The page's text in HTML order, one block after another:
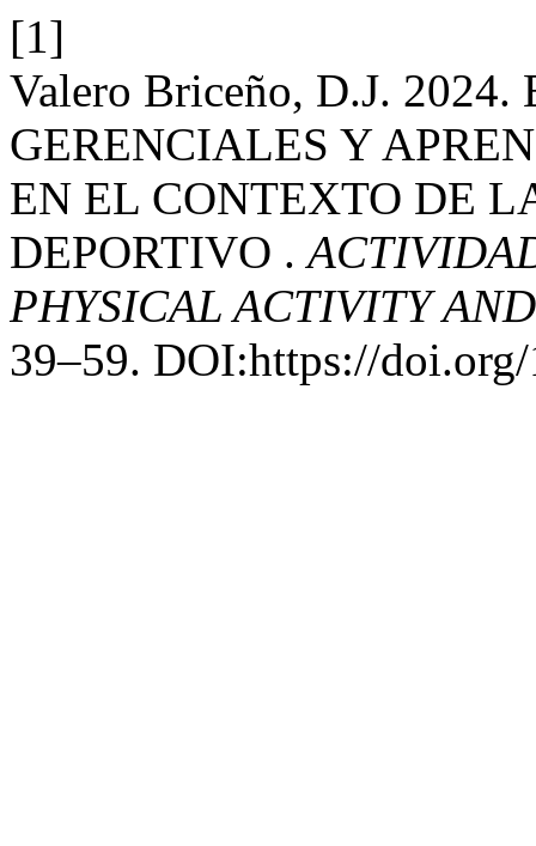
[1]
Valero Briceño, D.J. 2024.
GERENCIALES Y
EN EL CONTEXTO DE
DEPORTIVO .
PHYSICAL ACTIVITY
39–59. DOI:https://